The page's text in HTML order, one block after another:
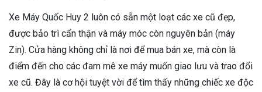
Xe Máy Quốc Huy 2 luôn có sẵn một loạt các xe cũ đẹp,
được bảo trì cẩn thận và máy móc còn nguyên bản (máy
Zin). Cửa hàng không chỉ là nơi để mua bán xe, mà còn là
điểm đến cho các đam mê xe máy muốn giao lưu và trao đổi
xe cũ. Đây là cơ hội tuyệt vời để tìm thấy những chiếc xe độc